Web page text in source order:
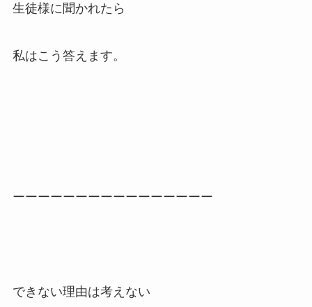
生徒様に聞かれたら
私はこう答えます。
ーーーーーーーーーーーーーーーー
できない理由は考えない